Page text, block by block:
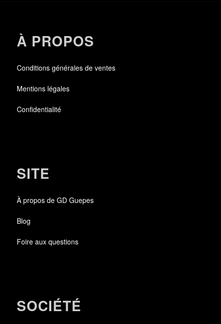
À PROPOS
Conditions générales de ventes
Mentions légales
Confidentialité
SITE
À propos de GD Guepes
Blog
Foire aux questions
SOCIÉTÉ